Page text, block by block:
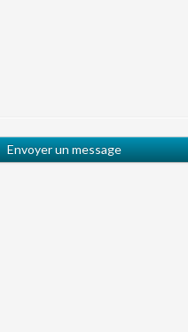
Envoyer un message